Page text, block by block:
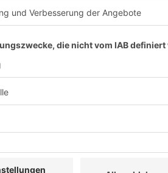
durch